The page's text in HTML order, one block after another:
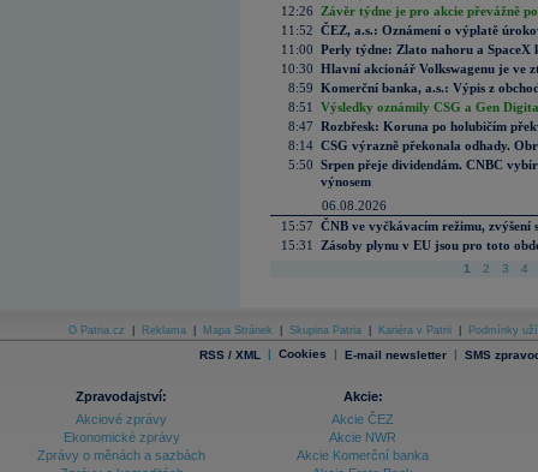
12:26
Závěr týdne je pro akcie převážně
11:52 ČEZ, a.s.: Oznámení o výplatě
11:00 Perly týdne: Zlato nahoru a SpaceX
10:30 Hlavní akcionář Volkswagenu je ve
8:59 Komerční banka, a.s.: Výpis z
8:51
Výsledky oznámily CSG a Gen
8:47 Rozbřesk: Koruna po holubičím
8:14 CSG výrazně překonala odhady.
5:50 Srpen přeje dividendám. CNBC
výnosem
06.08.2026
15:57 ČNB ve vyčkávacím režimu, zvýšení
15:31
Zásoby plynu v EU jsou pro toto
1 2 3 4
O Patria.cz Reklama Mapa Stránek Skupina Patria Kariéra v Patrii Podmínky
RSS / XML | Cookies | E-mail newsletter | SMS
Zpravodajství:
Akciové zprávy
Ekonomické zprávy
Zprávy o měnách a sazbách
Akcie:
Akcie ČEZ
Akcie NWR
Akcie Komerční banka